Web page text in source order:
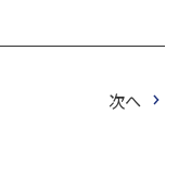
次へ